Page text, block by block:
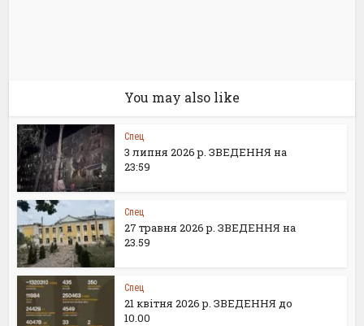
You may also like
Спец
3 липня 2026 р. ЗВЕДЕННЯ на
23:59
Спец
27 травня 2026 р. ЗВЕДЕННЯ на
23.59
Спец
21 квітня 2026 р. ЗВЕДЕННЯ до
10.00